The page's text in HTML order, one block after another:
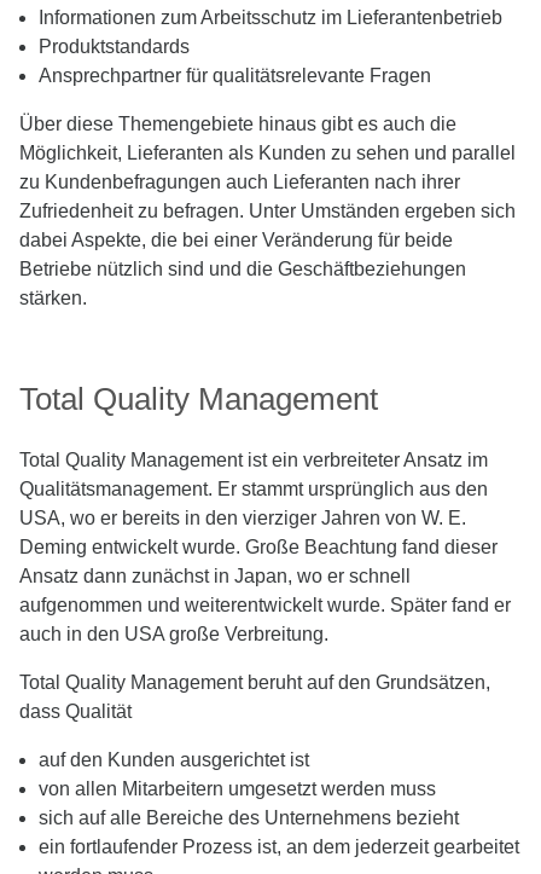
Informationen zum Arbeitsschutz im Lieferantenbetrieb
Produktstandards
Ansprechpartner für qualitätsrelevante Fragen
Über diese Themengebiete hinaus gibt es auch die
Möglichkeit, Lieferanten als Kunden zu sehen und parallel
zu Kundenbefragungen auch Lieferanten nach ihrer
Zufriedenheit zu befragen. Unter Umständen ergeben sich
dabei Aspekte, die bei einer Veränderung für beide
Betriebe nützlich sind und die Geschäftbeziehungen
stärken.
Total Quality Management
Total Quality Management ist ein verbreiteter Ansatz im
Qualitätsmanagement. Er stammt ursprünglich aus den
USA, wo er bereits in den vierziger Jahren von W. E.
Deming entwickelt wurde. Große Beachtung fand dieser
Ansatz dann zunächst in Japan, wo er schnell
aufgenommen und weiterentwickelt wurde. Später fand er
auch in den USA große Verbreitung.
Total Quality Management beruht auf den Grundsätzen,
dass Qualität
auf den Kunden ausgerichtet ist
von allen Mitarbeitern umgesetzt werden muss
sich auf alle Bereiche des Unternehmens bezieht
ein fortlaufender Prozess ist, an dem jederzeit gearbeitet